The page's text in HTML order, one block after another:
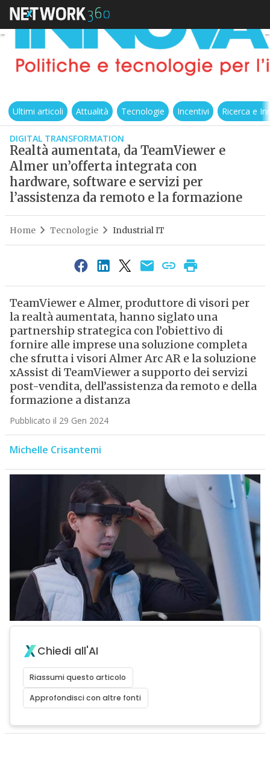
Ultimi articoli Attualità Tecnologie Incentivi Ricerca e
DIGITAL TRANSFORMATION
Realtà aumentata, da TeamViewer e
Almer un’offerta integrata con
hardware, software e servizi per
l’assistenza da remoto e la formazione
Home Tecnologie Industrial IT
TeamViewer e Almer, produttore di visori per
la realtà aumentata, hanno siglato una
partnership strategica con l’obiettivo di
fornire alle imprese una soluzione completa
che sfrutta i visori Almer Arc AR e la soluzione
xAssist di TeamViewer a supporto dei servizi
post-vendita, dell’assistenza da remoto e della
formazione a distanza
Pubblicato il 29 Gen 2024
Michelle Crisantemi
Chiedi all'AI
Riassumi questo articolo
Approfondisci con altre fonti